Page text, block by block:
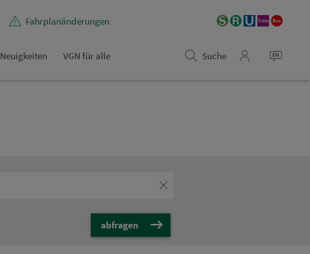
Fahr­plan­ände­rungen
Neuigkeiten VGN für alle
Suche
abfragen